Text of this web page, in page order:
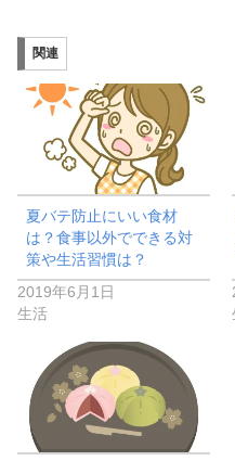
T
w
i
t
t
e
で
共
有
し
い
ウ
ィ
ン
ド
ウ
で
開
)
共
有
す
る
に
は
ク
リ
ッ
ク
し
て
く
だ
さ
い
(
新
ウ
ン
ド
ウ
で
開
き
関連
夏バテ防止にいい食材
は？食事以外でできる対
策や生活習慣は？
2019年6月1日
生活